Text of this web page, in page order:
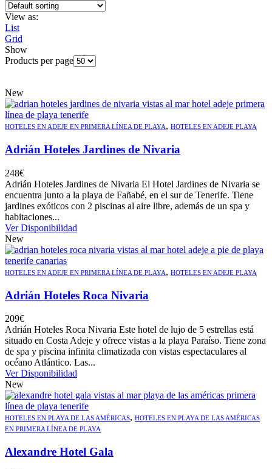
View as:
List
Grid
Show
Products per page
New
HOTELES EN ADEJE EN PRIMERA LÍNEA DE PLAYA, HOTELES EN ADEJE PLAYA
Adrián Hoteles Jardines de Nivaria
248€
Adrián Hoteles Jardines de Nivaria El Hotel Jardines de Nivaria se
encuentra junto a la playa de Fañabé, en el sur de Tenerife. Tiene
jardines exóticos con 2 piscinas al aire libre, además de un spa y
habitaciones...
Ver Disponibilidad
New
HOTELES EN ADEJE EN PRIMERA LÍNEA DE PLAYA, HOTELES EN ADEJE PLAYA
Adrián Hoteles Roca Nivaria
209€
Adrián Hoteles Roca Nivaria Este hotel de lujo de 5 estrellas está
situado en Costa Adeje y ofrece vistas a la playa Paraíso. Tiene zona
de spa y piscina infinita climatizada con vistas espectaculares al
océano Atlántico. Las...
Ver Disponibilidad
New
HOTELES EN PLAYA DE LAS AMÉRICAS, HOTELES EN PLAYA DE LAS AMÉRICAS
EN PRIMERA LÍNEA DE PLAYA
Alexandre Hotel Gala